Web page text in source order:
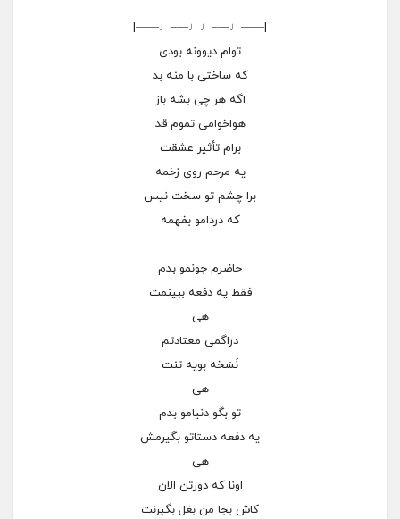
|——♩—–♩♩—–♩——|
توام دیوونه بودی
که ساختی با منه بد
اگه هر چی بشه باز
هواخوامی تموم قد
برام تأثیر عشقت
یه مرحم روی زخمه
برا چشم تو سخت نیس
که دردامو بفهمه
حاضرم جونمو بدم
فقط یه دفعه ببینمت
هی
دراگمی معتادتم
نَسَخه بویه تنت
هی
تو بگو دنیامو بدم
یه دفعه دستاتو بگیرمش
هی
اونا که دورتن الان
کاش بجا من بغل بگیرنت